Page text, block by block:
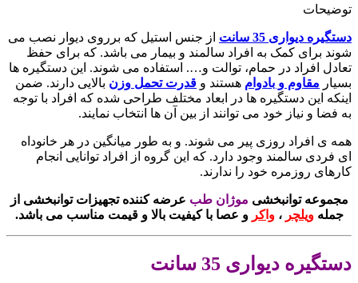
توضیحات
دستگیره دیواری 35 سانت
از جنس استیل که برروی دیوار نصب می
شوند برای کمک به افراد سالمند و بیمار می باشد. که برای حفظ
تعادل افراد در حمام، توالت و…. استفاده می شوند. این دستگیره ها
بسیار مقاوم و بادوام هستند و قدرت تحمل وزن بالایی دارند. ضمن
اینکه این دستگیره ها در ابعاد مختلف طراحی شده که افراد با توجه
به فضا و نیاز خود می توانند از بین آن ها انتخاب نمایند.
همه ی افراد روزی پیر می شوند. و به طور میانگین در هر خانوداه
ای فردی سالمند وجود دارد. که این گروه از افراد توانایی انجام
کارهای روزمره خود را ندارند.
مجموعه توانبخشی موژان طب عرضه کننده تجهیزات توانبخشی از
جملهویلچر ،واکر و عصا با کیفیت بالا و قیمت مناسب می باشد.
دستگیره دیواری 35 سانت